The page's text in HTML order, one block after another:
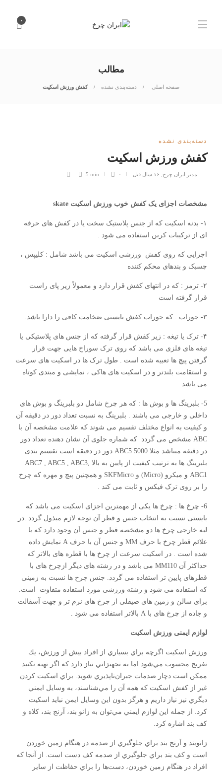
۰
مطالب
صفحه اصلی دسته‌بندی نشده کفش ورزش اسکیت
دسته‌بندی نشده
کفش ورزش اسکیت
مدیر ایران چرخ ۱۶ سال قبل ۰ 5 min
مشخصات اجزای یک کفش خوب ورزش اسکیت skate
۱- بدنه اسکیت که از جنس پلاستیک سخت یا در کفش های حرفه
ای از ترکیبات کربن استفاده می شود .
اجزایی که روی کفش ورزشی اسکیت می باشد شامل : کلیپس ،
چسبک و بندهای محکم کننده
۲- ترمز : که در انتهای کفش قرار دارد و معمولاً زیر پای راست
قرار گرفته است
۳- جوراب : که جوراب کفش بایستی ضخامت کافی را دارا باشد.
۴- ترک یا تیغه : زیر کفش قرار گرفته که از جنس های پلاستیکی یا
تیغه های فلزی می باشد که روی ترک سوراخ هایی جهت قرار
گرفتن پیچ ها تعبیه شده است . طول ترک ها در اسکیت های سرعت
و استقامت بلندتر و در اسکیت های هاکی ، نمایشی و مبتدی کوتاه
می باشد .
5- بلبرینگ ها و بوش ها : که هر چرخ شامل دو بلبرینگ و بوش های
داخلی و خارجی می باشند . بلبرینگ به نسبت تعداد دور در دقیقه آن
و کیفیت به انواع مختلف تقسیم می شوند که علامت مشخصه آن با
ABC مشخص می گردد که شماره جلوی آن نشان دهنده تعداد دور
در دقیقه میباشد مثلا ABC5 5000 دور در دقیقه است تقسیم بندی
بلبرینگ ها به ترتیب کیفیت از پایین به بالا ABC7 , ABC5 , ABC3,
ABC1 و میکرو (Micro) و SKFMicro و همچنین پیچ و مهره که چرخ
را بر روی ترک فیکس و ثابت می کند .
6- چرخ ها : چرخ ها یکی از مهمترین اجزای اسکیت می باشد که
بایستی نسبت به انتخاب جنس و قطر آن توجه لازم مبذول گردد .در
لبه خارجی چرخ ها دو مشخصه قطر و جنس آن وجود دارد که با
علائم قطر چرخ با حرف MM و جنس آن با حرف A نمایش داده
شده است . در اسکیت سرعت از چرخ ها با قطره های بالاتر که
حداکثر آن MM110 می باشد و در رشته های دیگر ازچرخ های با
قطرهای پایین تر استفاده می گردد. جنس چرخ ها نسبت به زمینی
که استفاده می شود و رشته ورزشی مورد استفاده متفاوت است.
برای سالن و زمین های صیقلی از چرخ های نرم تر و جهت آسفالت
و جاده از چرخ های با A بالاتر استفاده می شود .
لوازم ایمنی ورزش اسکیت
ورزش اسكيت اگرچه براي بسياري از افراد بيش از ورزش، يك
تفريح محسوب مي‌شود اما به تجهيزاتي نياز دارد كه اگر تهيه نكنيد
ممكن است دچار صدمات جبران‌‌ناپذيري شويد. براي اسكيت كردن
غير از كفش اسكيت كه همه آن را مي‌شناسند، به وسايل ايمني
ديگري نيز نياز داريم و هرگز بدون اين وسايل ايمن نبايد اسكيت
كرد. از جمله اين لوازم ايمني مي‌توان به زانو بند، آرنج بند، كلاه و
کف بند اشاره كرد.
زانوبند و آرنج بند براي جلوگيري از صدمه در هنگام زمين خوردن
است و کف بند براي جلوگيري از صدمه كف دست است. از آنجا كه
افراد در هنگام زمين خوردن، دست‌ها را براي حفاظت از ساير